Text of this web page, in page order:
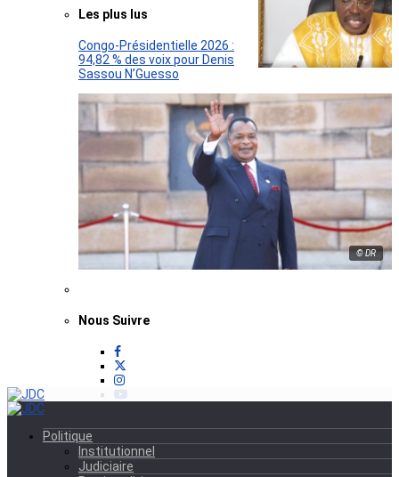
Les plus lus
Congo-Présidentielle 2026 :
94,82 % des voix pour Denis
Sassou N’Guesso
© DR
Nous Suivre
Politique
Institutionnel
Judiciaire